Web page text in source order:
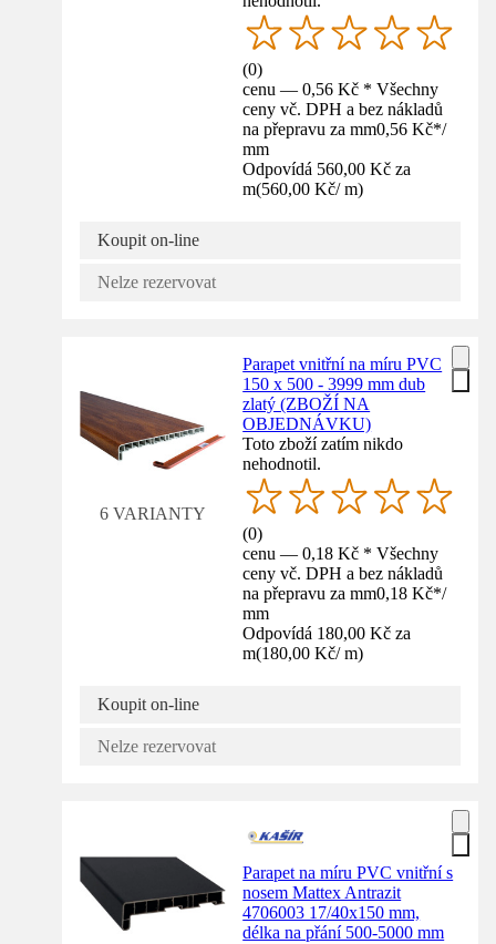
(0)
cenu — 0,56 Kč * Všechny
ceny vč. DPH a bez nákladů
na přepravu za mm0,56 Kč*/
mm
Odpovídá 560,00 Kč za
m(560,00 Kč/ m)
Koupit on-line
Nelze rezervovat
6 VARIANTY
Parapet vnitřní na míru PVC
150 x 500 - 3999 mm dub
zlatý (ZBOŽÍ NA
OBJEDNÁVKU)
Toto zboží zatím nikdo
nehodnotil.
(0)
cenu — 0,18 Kč * Všechny
ceny vč. DPH a bez nákladů
na přepravu za mm0,18 Kč*/
mm
Odpovídá 180,00 Kč za
m(180,00 Kč/ m)
Koupit on-line
Nelze rezervovat
Parapet na míru PVC vnitřní s
nosem Mattex Antrazit
4706003 17/40x150 mm,
délka na přání 500-5000 mm